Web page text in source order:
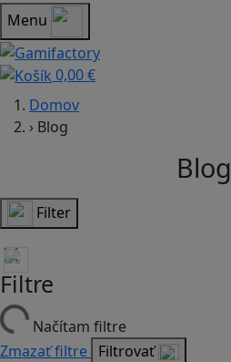
Menu
0,00 €
Domov
› Blog
Blog
Filter
Filtre
Načítam filtre
Zmazať filtre Filtrovať